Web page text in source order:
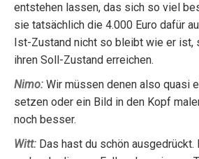
entstehen lassen, das sich so viel
sie tatsächlich die 4.000 Euro dafür
Ist-Zustand nicht so bleibt wie er ist,
ihren Soll-Zustand erreichen.
Nimo: Wir müssen denen also quasi
setzen oder ein Bild in den Kopf
noch besser.
Witt: Das hast du schön ausgedrückt.